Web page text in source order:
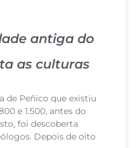
antiga do
as culturas
de Peñico que existiu
e 1.500, antes do
foi descoberta
Depois de oito